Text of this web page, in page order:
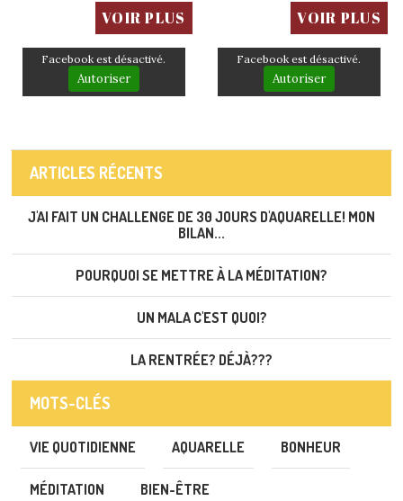
VOIR PLUS
Facebook est désactivé.
Autoriser
VOIR PLUS
Facebook est désactivé.
Autoriser
ARTICLES RÉCENTS
J'AI FAIT UN CHALLENGE DE 30 JOURS D'AQUARELLE! MON
BILAN...
POURQUOI SE METTRE À LA MÉDITATION?
UN MALA C'EST QUOI?
LA RENTRÉE? DÉJÀ???
MOTS-CLÉS
VIE QUOTIDIENNE AQUARELLE BONHEUR
MÉDITATION BIEN-ÊTRE